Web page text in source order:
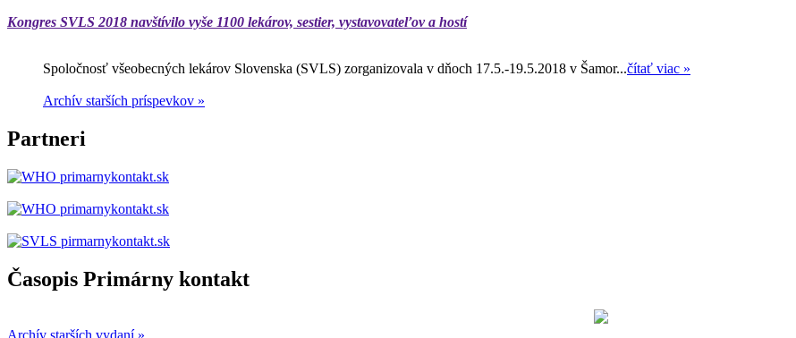
Kongres SVLS 2018 navštívilo vyše 1100 lekárov, sestier, vystavovateľov a hostí
Spoločnosť všeobecných lekárov Slovenska (SVLS) zorganizovala v dňoch 17.5.-19.5.2018 v Šamor...čítať viac »
Archív starších príspevkov »
Partneri
Časopis Primárny kontakt
Archív starších vydaní »